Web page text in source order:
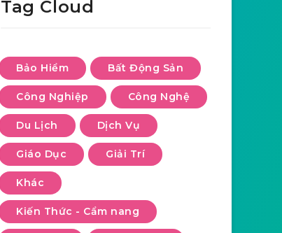
Tag Cloud
Bảo Hiểm Bất Động Sản
Công Nghiệp Công Nghệ
Du Lịch Dịch Vụ
Giáo Dục Giải Trí
Khác
Kiến Thức - Cẩm nang